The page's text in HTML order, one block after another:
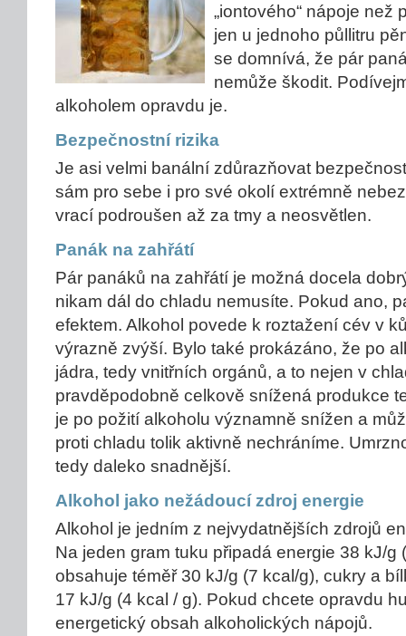
„iontového“ nápoje než
jen u jednoho půllitru
se domnívá, že pár
nemůže škodit.
alkoholem opravdu je.
Bezpečnostní rizika
Je asi velmi banální zdůrazňovat
sám pro sebe i pro své okolí extrémně
vrací podroušen až za tmy a neosvětlen.
Panák na zahřátí
Pár panáků na zahřátí je možná docela
nikam dál do chladu nemusíte. Pokud ano,
efektem. Alkohol povede k roztažení cév v
výrazně zvýší. Bylo také prokázáno, že po
jádra, tedy vnitřních orgánů, a to nejen v
pravděpodobně celkově snížená produkce
je po požití alkoholu významně snížen a
proti chladu tolik aktivně nechráníme.
tedy daleko snadnější.
Alkohol jako nežádoucí zdroj energie
Alkohol je jedním z nejvydatnějších zdrojů
Na jeden gram tuku připadá energie 38 kJ/g
obsahuje téměř 30 kJ/g (7 kcal/g), cukry a
17 kJ/g (4 kcal / g). Pokud chcete opravdu
energetický obsah alkoholických nápojů.